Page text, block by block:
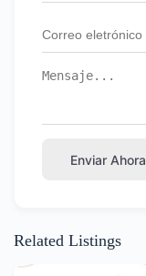
Enviar Ahora
Related Listings